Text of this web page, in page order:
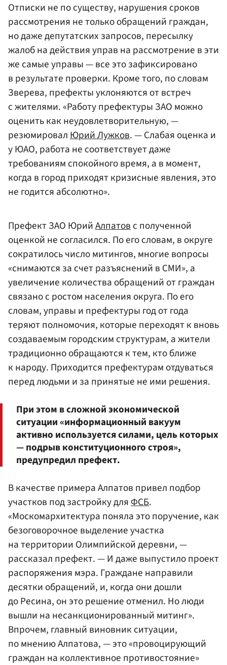
Отписки не по существу, нарушения сроков
рассмотрения не только обращений граждан,
но даже депутатских запросов, пересылку
жалоб на действия управ на рассмотрение в эти
же самые управы — все это зафиксировано
в результате проверки. Кроме того, по словам
Зверева, префекты уклоняются от встреч
с жителями. «Работу префектуры ЗАО можно
оценить как неудовлетворительную, —
резюмировалЮрий Лужков. — Слабая оценка и
у ЮАО, работа не соответствует даже
требованиям спокойного время, а в момент,
когда в город приходят кризисные явления, это
не годится абсолютно».
Префект ЗАО ЮрийАлпатовс полученной
оценкой не согласился. По его словам, в округе
сократилось число митингов, многие вопросы
«снимаются за счет разъяснений в СМИ», а
увеличение количества обращений от граждан
связано с ростом населения округа. По его
словам, управы и префектуры год от года
теряют полномочия, которые переходят к вновь
создаваемым городским структурам, а жители
традиционно обращаются к тем, кто ближе
к народу. Приходится префектурам отдуваться
перед людьми и за принятые не ими решения.
При этом в сложной экономической
ситуации «информационный вакуум
активно используется силами, цель которых
— подрыв конституционного строя»,
предупредил префект.
В качестве примера Алпатов привел подбор
участков под застройку дляФСБ.
«Москомархитектура поняла это поручение, как
безоговорочное выделение участка
на территории Олимпийской деревни, —
рассказал префект. — И даже выпустило проект
распоряжения мэра. Граждане направили
десятки обращений, и, когда они дошли
до Ресина, он это решение отменил. Но люди
вышли на несанкционированный митинг».
Впрочем, главный виновник ситуации,
по мнению Алпатова, — это «провоцирующий
граждан на коллективное противостояние»